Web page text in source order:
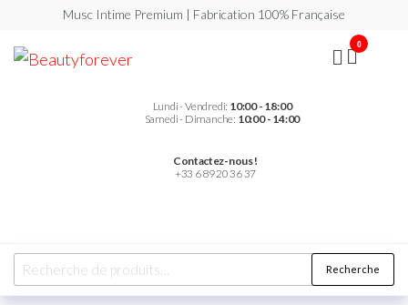
Musc Intime Premium | Fabrication 100% Française
Lundi - Vendredi: 10:00 - 18:00
Samedi - Dimanche: 10:00 - 14:00
Contactez-nous !
+33 6 89 20 36 37
0
Recherche